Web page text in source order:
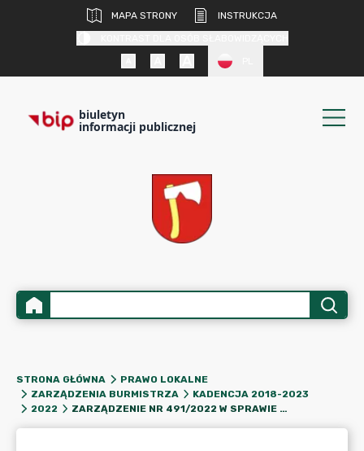
MAPA STRONY
INSTRUKCJA
biuletyn
informacji publicznej
STRONA GŁÓWNA
PRAWO LOKALNE
ZARZĄDZENIA BURMISTRZA
KADENCJA 2018-2023
2022
ZARZĄDZENIE NR 491/2022 W SPRAWIE SPRZEDAŻY NIERUCHOMOŚCI W DRODZE DALSZYCH PRZETARGÓW ZA CENĘ WYWOŁAWCZĄ USTALONĄ PRZY OGŁASZANIU PRZETARGU